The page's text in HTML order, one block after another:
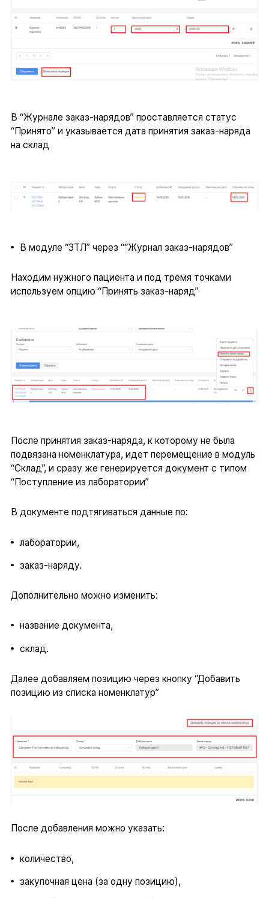
В “Журнале заказ-нарядов” проставляется статус
“Принято” и указывается дата принятия заказ-наряда
на склад
В модуле “ЗТЛ” через ““Журнал заказ-нарядов”
Находим нужного пациента и под тремя точками
используем опцию “Принять заказ-наряд”
После принятия заказ-наряда, к которому не была
подвязана номенклатура, идет перемещение в модуль
“Склад”, и сразу же генерируется документ с типом
“Поступление из лаборатории”
В документе подтягиваться данные по:
лаборатории,
заказ-наряду.
Дополнительно можно изменить:
название документа,
склад.
Далее добавляем позицию через кнопку “Добавить
позицию из списка номенклатур”
После добавления можно указать:
количество,
закупочная цена (за одну позицию),